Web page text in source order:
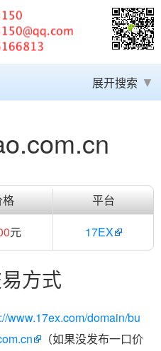
展开搜索
平台
元 17EX
方式
www.17ex.com/domain/bu
（如果没发布一口价